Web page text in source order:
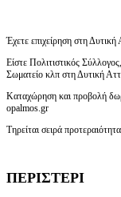
Έχετε επιχείρηση στη Δυτική
Είστε Πολιτιστικός
Σωματείο κλπ στη Δυτική
Καταχώρηση και προβολή
opalmos.gr
Τηρείται σειρά
ΠΕΡΙΣΤΕΡΙ